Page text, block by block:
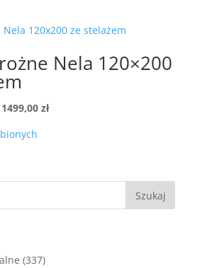
Nela 120×200
Pierwotna
wynosiła:
1499,00 złAktualna
Szukaj
337337